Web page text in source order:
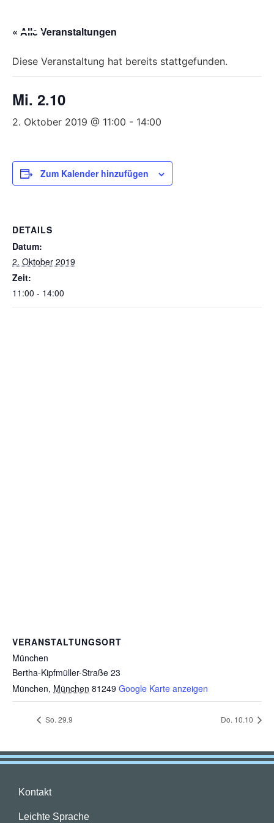
Sie,
diese
ein
verwendet.
« Alle Veranstaltungen
Diese Veranstaltung hat bereits stattgefunden.
Mi. 2.10
2. Oktober 2019 @ 11:00 - 14:00
Zum Kalender hinzufügen
DETAILS
Datum:
2. Oktober 2019
Zeit:
11:00 - 14:00
VERANSTALTUNGSORT
München
Bertha-Kipfmüller-Straße 23
München, München 81249 Google Karte anzeigen
So. 29.9 Do. 10.10
Kontakt
Leichte Sprache